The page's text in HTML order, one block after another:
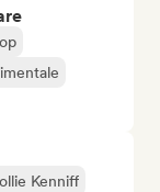
Kenniff